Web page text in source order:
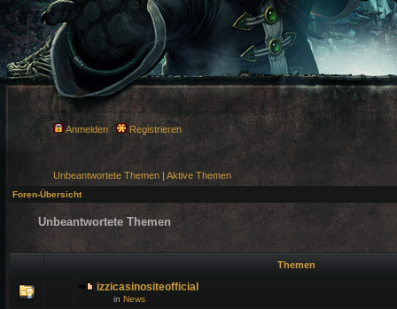
Anmelden Registrieren
Unbeantwortete Themen | Aktive Themen
Foren-Übersicht
Unbeantwortete Themen
Themen
izzicasinositeofficial
in News